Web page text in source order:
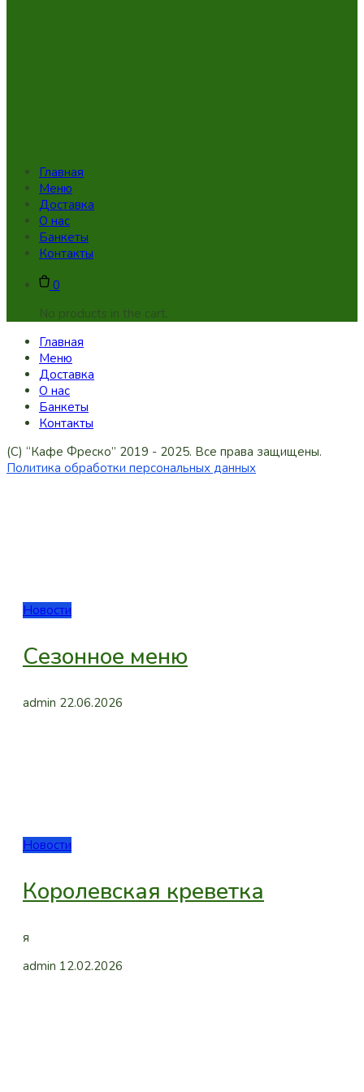
Главная
Меню
Доставка
О нас
Банкеты
Контакты
0
No products in the cart.
Главная
Меню
Доставка
О нас
Банкеты
Контакты
(C) “Кафе Фреско” 2019 - 2025. Все права защищены.
Политика обработки персональных данных
Новости
Сезонное меню
admin 22.06.2026
Новости
Королевская креветка
я
admin 12.02.2026